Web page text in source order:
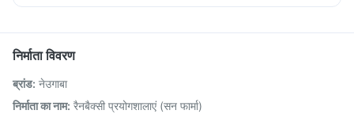
Nexpro Rd 40mg Sinarest Dolo 650 Fourderm Cream
Havrix 720 Junior Vaccine Gardasil Injection
Pneumovax 23 Vaccine
Hexaxim Injection
Jeev 3mcg Vaccine
Tetanus Vaccine Fluarix Tetra Vaccine
निर्माता विवरण
ब्रांड: नेउगाबा
निर्माता का नाम: रैनबैक्सी प्रयोगशालाएं (सन फार्मा)